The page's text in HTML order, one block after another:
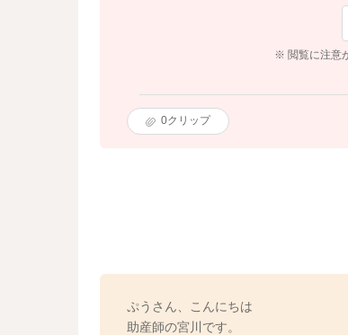
※ 閲覧に注意
0クリップ
ぷうさん、こんにちは
助産師の宮川です。